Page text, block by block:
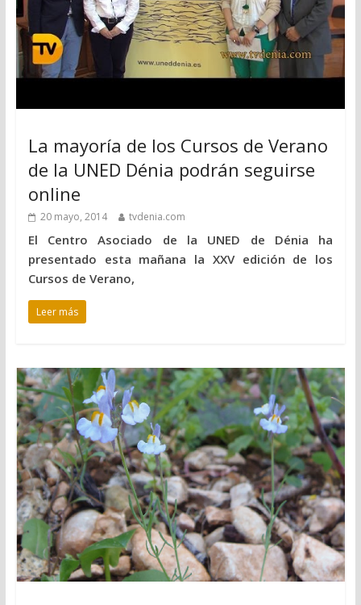
La mayoría de los Cursos de Verano
de la UNED Dénia podrán seguirse
online
20 mayo, 2014 tvdenia.com
El Centro Asociado de la UNED de Dénia ha
presentado esta mañana la XXV edición de los
Cursos de Verano,
Leer más